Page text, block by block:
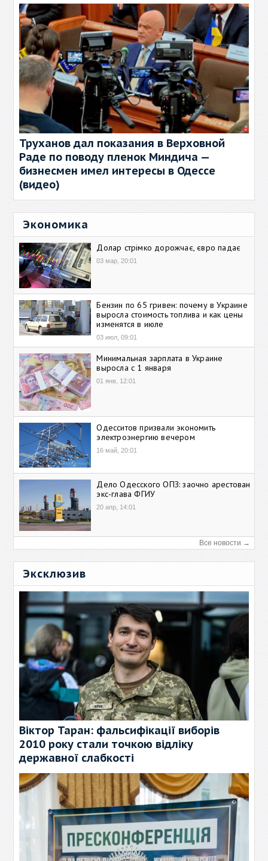
Труханов дал показания в Верховной
Раде по поводу пленок Миндича —
бизнесмен имел интересы в Одессе
(видео)
Экономика
Долар стрімко дорожчає, євро падає
03 мар, 20:01
Бензин по 65 гривен: почему в Украине
выросла стоимость топлива и как цены
изменятся в июле
03 июл, 09:01
Минимальная зарплата в Украине
выросла с 1 января
01 янв, 12:01
Одесситов призвали экономить
электроэнергию вечером
16 май, 20:01
Дело Одесского ОПЗ: заочно арестован
экс-глава ФГИУ
20 апр, 14:01
Все новости →
Эксклюзив
Віктор Таран: фальсифікації виборів
2010 року стали точкою відліку
державної слабкості